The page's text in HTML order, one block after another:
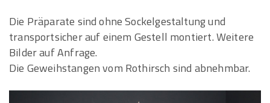
Die Präparate sind ohne Sockelgestaltung und
transportsicher auf einem Gestell montiert. Weitere
Bilder auf Anfrage.
Die Geweihstangen vom Rothirsch sind abnehmbar.